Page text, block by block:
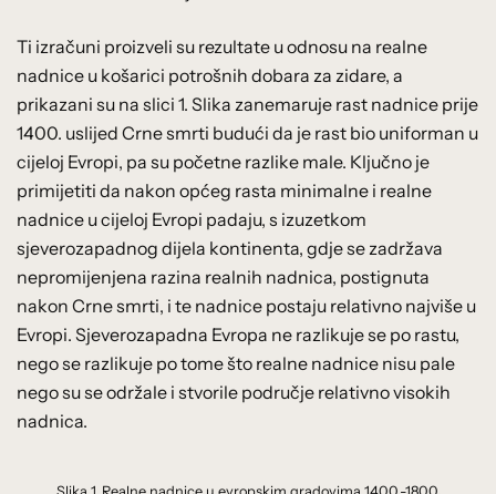
Ti izračuni proizveli su rezultate u odnosu na realne
nadnice u košarici potrošnih dobara za zidare, a
prikazani su na slici 1. Slika zanemaruje rast nadnice prije
1400. uslijed Crne smrti budući da je rast bio uniforman u
cijeloj Evropi, pa su početne razlike male. Ključno je
primijetiti da nakon općeg rasta minimalne i realne
nadnice u cijeloj Evropi padaju, s izuzetkom
sjeverozapadnog dijela kontinenta, gdje se zadržava
nepromijenjena razina realnih nadnica, postignuta
nakon Crne smrti, i te nadnice postaju relativno najviše u
Evropi. Sjeverozapadna Evropa ne razlikuje se po rastu,
nego se razlikuje po tome što realne nadnice nisu pale
nego su se održale i stvorile područje relativno visokih
nadnica.